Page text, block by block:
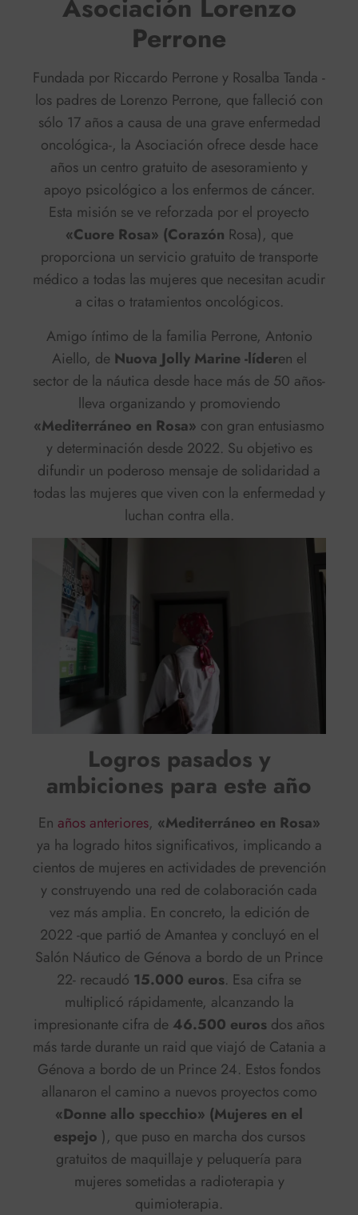
Asociación Lorenzo
Perrone
Fundada por Riccardo Perrone y Rosalba Tanda -
los padres de Lorenzo Perrone, que falleció con
sólo 17 años a causa de una grave enfermedad
oncológica-, la Asociación ofrece desde hace
años un centro gratuito de asesoramiento y
apoyo psicológico a los enfermos de cáncer.
Esta misión se ve reforzada por el proyecto
«Cuore Rosa» (Corazón Rosa), que
proporciona un servicio gratuito de transporte
médico a todas las mujeres que necesitan acudir
a citas o tratamientos oncológicos.
Amigo íntimo de la familia Perrone, Antonio
Aiello, de Nuova Jolly Marine -líderen el
sector de la náutica desde hace más de 50 años-
lleva organizando y promoviendo
«Mediterráneo en Rosa» con gran entusiasmo
y determinación desde 2022. Su objetivo es
difundir un poderoso mensaje de solidaridad a
todas las mujeres que viven con la enfermedad y
luchan contra ella.
Logros pasados y
ambiciones para este año
En años anteriores, «Mediterráneo en Rosa»
ya ha logrado hitos significativos, implicando a
cientos de mujeres en actividades de prevención
y construyendo una red de colaboración cada
vez más amplia. En concreto, la edición de
2022 -que partió de Amantea y concluyó en el
Salón Náutico de Génova a bordo de un Prince
22- recaudó 15.000 euros. Esa cifra se
multiplicó rápidamente, alcanzando la
impresionante cifra de 46.500 euros dos años
más tarde durante un raid que viajó de Catania a
Génova a bordo de un Prince 24. Estos fondos
allanaron el camino a nuevos proyectos como
«Donne allo specchio» (Mujeres en el
espejo ), que puso en marcha dos cursos
gratuitos de maquillaje y peluquería para
mujeres sometidas a radioterapia y
quimioterapia.